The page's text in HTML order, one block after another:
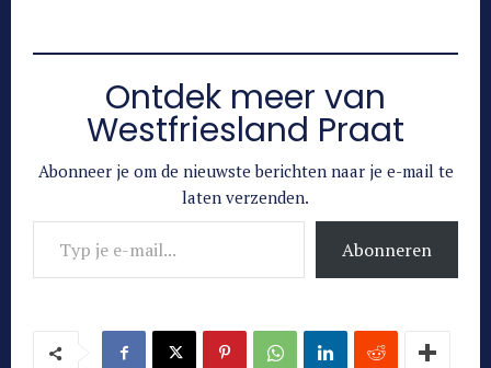
Ontdek meer van
Westfriesland Praat
Abonneer je om de nieuwste berichten naar je e-mail te
laten verzenden.
Typ je e-mail...
Abonneren